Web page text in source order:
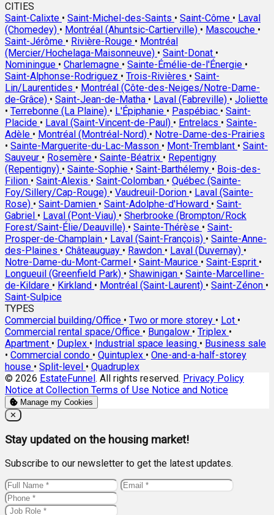
CITIES
Saint-Calixte • Saint-Michel-des-Saints • Saint-Côme • Laval
(Chomedey) • Montréal (Ahuntsic-Cartierville) • Mascouche •
Saint-Jérôme • Rivière-Rouge • Montréal
(Mercier/Hochelaga-Maisonneuve) • Saint-Donat •
Nominingue • Charlemagne • Sainte-Émélie-de-l'Énergie •
Saint-Alphonse-Rodriguez • Trois-Rivières • Saint-
Lin/Laurentides • Montréal (Côte-des-Neiges/Notre-Dame-
de-Grâce) • Saint-Jean-de-Matha • Laval (Fabreville) • Joliette
• Terrebonne (La Plaine) • L'Épiphanie • Paspébiac • Saint-
Placide • Laval (Saint-Vincent-de-Paul) • Entrelacs • Sainte-
Adèle • Montréal (Montréal-Nord) • Notre-Dame-des-Prairies
• Sainte-Marguerite-du-Lac-Masson • Mont-Tremblant • Saint-
Sauveur • Rosemère • Sainte-Béatrix • Repentigny
(Repentigny) • Sainte-Sophie • Saint-Barthélemy • Bois-des-
Filion • Saint-Alexis • Saint-Colomban • Québec (Sainte-
Foy/Sillery/Cap-Rouge) • Vaudreuil-Dorion • Laval (Sainte-
Rose) • Saint-Damien • Saint-Adolphe-d'Howard • Saint-
Gabriel • Laval (Pont-Viau) • Sherbrooke (Brompton/Rock
Forest/Saint-Élie/Deauville) • Sainte-Thérèse • Saint-
Prosper-de-Champlain • Laval (Saint-François) • Sainte-Anne-
des-Plaines • Châteauguay • Rawdon • Laval (Duvernay) •
Notre-Dame-du-Mont-Carmel • Saint-Maurice • Saint-Esprit •
Longueuil (Greenfield Park) • Shawinigan • Sainte-Marcelline-
de-Kildare • Kirkland • Montréal (Saint-Laurent) • Saint-Zénon •
Saint-Sulpice
TYPES
Commercial building/Office • Two or more storey • Lot •
Commercial rental space/Office • Bungalow • Triplex •
Apartment • Duplex • Industrial space leasing • Business sale
• Commercial condo • Quintuplex • One-and-a-half-storey
house • Split-level • Quadruplex
© 2026 EstateFunnel. All rights reserved. Privacy Policy
Notice at Collection Terms of Use Notice and Notice
Manage my Cookies
Close
✕
Stay updated on the housing market!
Subscribe to our newsletter to get the latest updates.